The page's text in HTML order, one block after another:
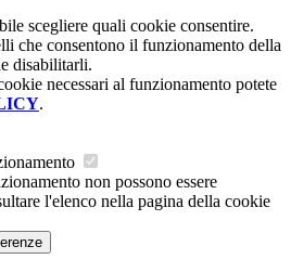
scegliere quali cookie consentire.
che consentono il funzionamento della
disabilitarli.
necessari al funzionamento potete
.
non possono essere
l'elenco nella pagina della cookie